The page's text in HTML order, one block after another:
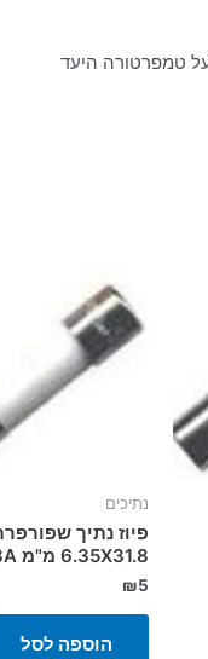
נתיכים
פיוז נתיך
6.35X31.8 מ"מ 0.8A
₪5
הוספה לסל